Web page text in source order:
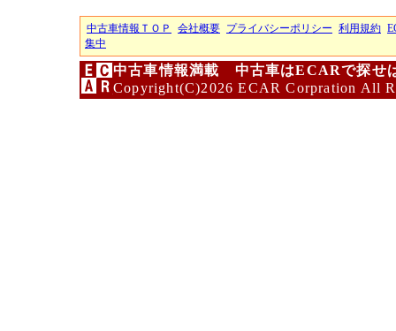
中古車情報ＴＯＰ 会社概要 プライバシーポリシー 利用規約
集中
中古車情報満載 中古車はECARで探せ
Copyright(C)2026 ECAR Corpration All